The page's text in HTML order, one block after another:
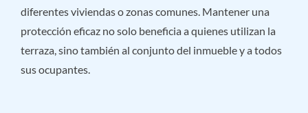
diferentes viviendas o zonas comunes. Mantener una
protección eficaz no solo beneficia a quienes utilizan la
terraza, sino también al conjunto del inmueble y a todos
sus ocupantes.